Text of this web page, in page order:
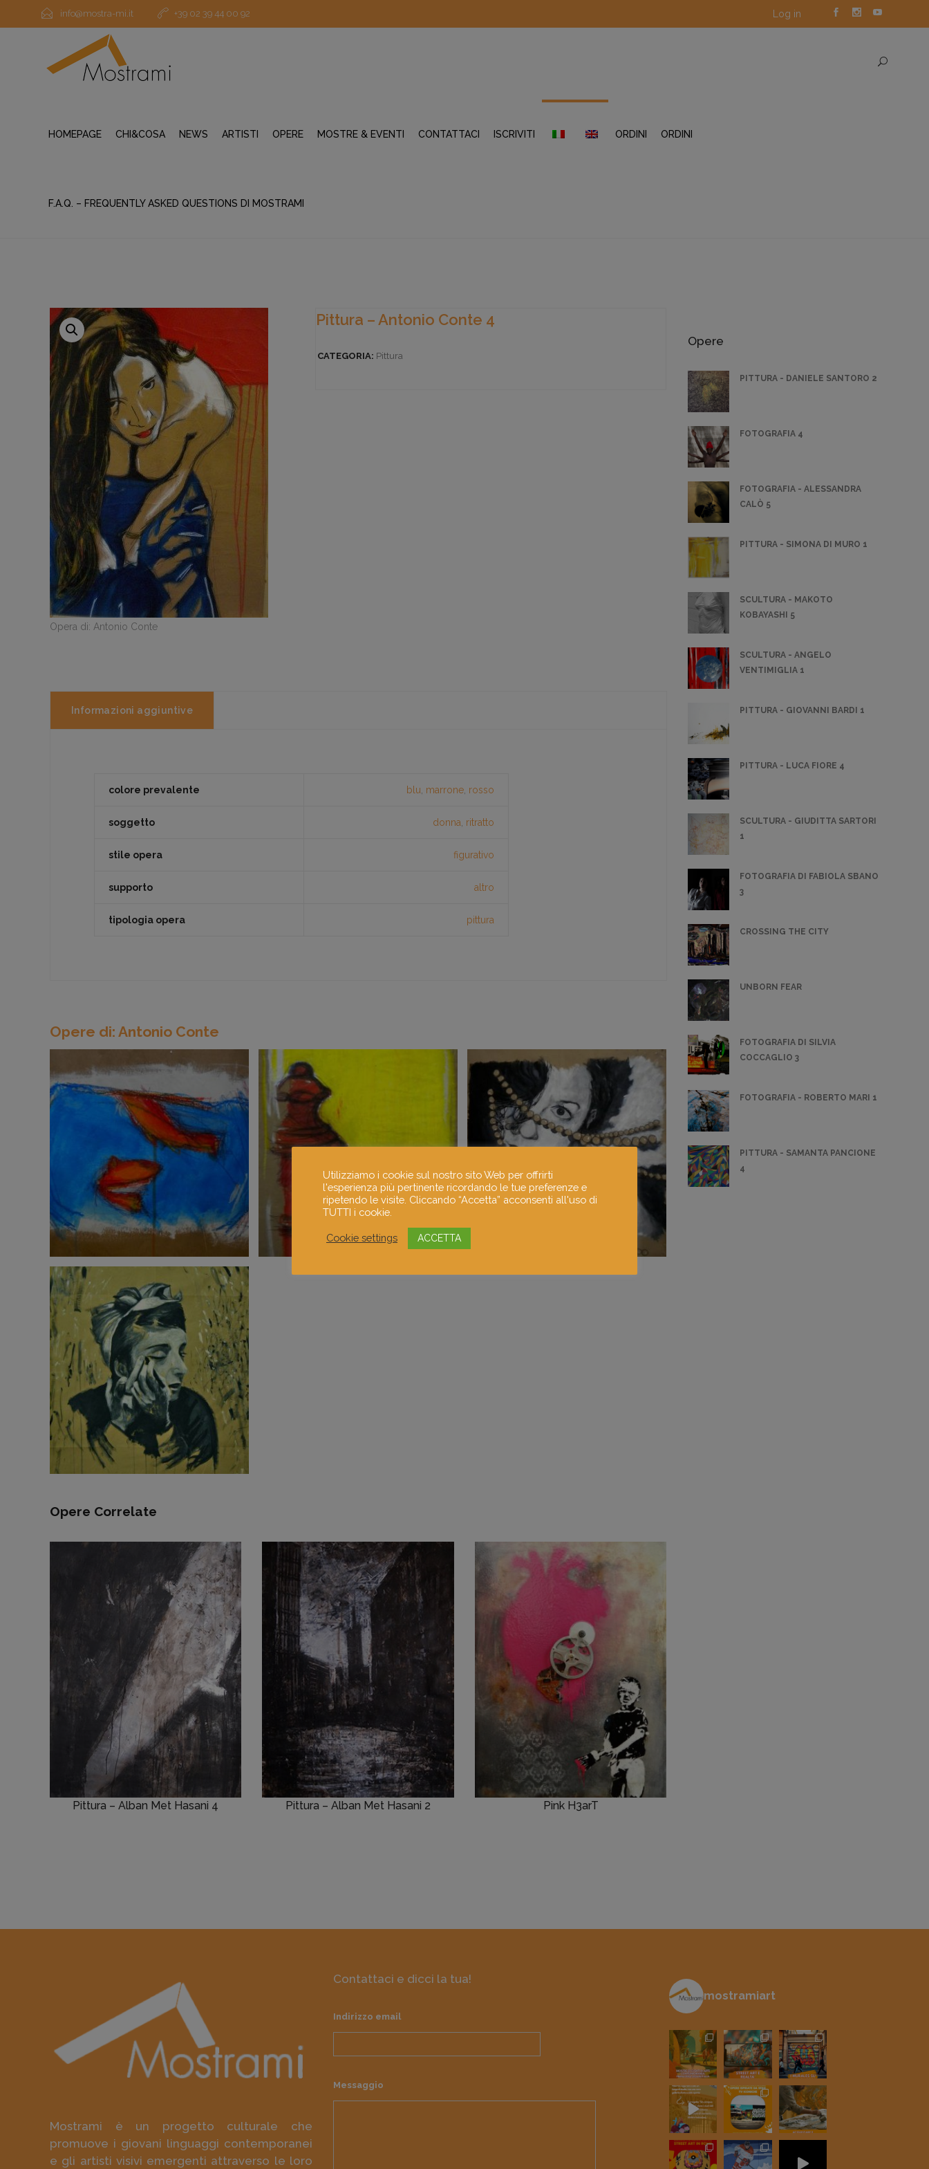
info@mostra-mi.it +39 02 39 44 00 92 Log in
HOMEPAGE CHI&COSA NEWS ARTISTI OPERE MOSTRE & EVENTI CONTATTACI ISCRIVITI ORDINI ORDINI
F.A.Q. – FREQUENTLY ASKED QUESTIONS DI MOSTRAMI
Opera di: Antonio Conte
Pittura – Antonio Conte 4
CATEGORIA: Pittura
Informazioni aggiuntive
colore prevalente blu, marrone, rosso
soggetto donna, ritratto
stile opera figurativo
supporto altro
tipologia opera pittura
Opere di: Antonio Conte
Opere Correlate
Pittura – Alban Met Hasani 4 Pittura – Alban Met Hasani 2 Pink H3arT
Opere
PITTURA - DANIELE SANTORO 2
FOTOGRAFIA 4
FOTOGRAFIA - ALESSANDRA
CALÒ 5
PITTURA - SIMONA DI MURO 1
SCULTURA - MAKOTO
KOBAYASHI 5
SCULTURA - ANGELO
VENTIMIGLIA 1
PITTURA - GIOVANNI BARDI 1
PITTURA - LUCA FIORE 4
SCULTURA - GIUDITTA SARTORI
1
FOTOGRAFIA DI FABIOLA SBANO
3
CROSSING THE CITY
UNBORN FEAR
FOTOGRAFIA DI SILVIA
COCCAGLIO 3
FOTOGRAFIA - ROBERTO MARI 1
PITTURA - SAMANTA PANCIONE
4
Mostrami è un progetto culturale che
promuove i giovani linguaggi contemporanei
e gli artisti visivi emergenti attraverso le loro
Contattaci e dicci la tua!
Indirizzo email
Messaggio
mostramiart
Utilizziamo i cookie sul nostro sito Web per offrirti
l'esperienza più pertinente ricordando le tue preferenze e
ripetendo le visite. Cliccando “Accetta” acconsenti all'uso di
TUTTI i cookie.
Cookie settings ACCETTA